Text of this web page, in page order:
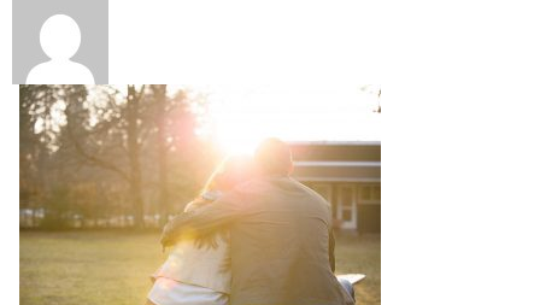
Beitragsnavigation